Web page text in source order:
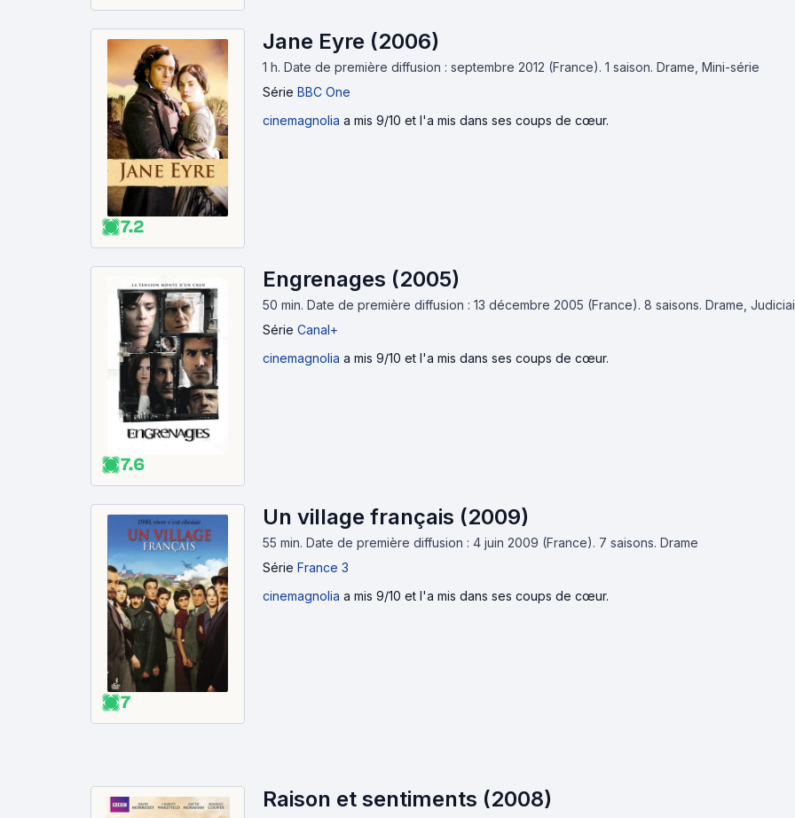
7.2
Jane Eyre (2006)
1 h. Date de première diffusion : septembre 2012 (France). 1 saison. Drame, Mini-série
Série BBC One
cinemagnolia a mis 9/10 et l'a mis dans ses coups de cœur.
7.6
Engrenages (2005)
50 min. Date de première diffusion : 13 décembre 2005 (France). 8 saisons. Drame,
Série Canal+
cinemagnolia a mis 9/10 et l'a mis dans ses coups de cœur.
7
Un village français (2009)
55 min. Date de première diffusion : 4 juin 2009 (France). 7 saisons. Drame
Série France 3
cinemagnolia a mis 9/10 et l'a mis dans ses coups de cœur.
Raison et sentiments (2008)